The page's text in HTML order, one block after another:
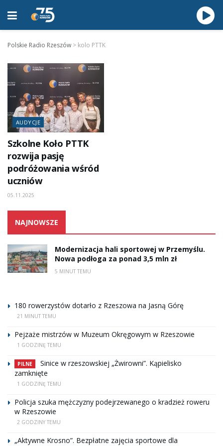
Polskie Radio Rzeszów > kolo PTTK
AUDYCJE
Szkolne Koło PTTK
rozwija pasję
podróżowania wśród
uczniów
05.11.2025
NAJNOWSZE
Modernizacja hali sportowej w Przemyślu.
Nowa podłoga za ponad 3,5 mln zł
5 MINUT TEMU
180 rowerzystów dotarło z Rzeszowa na Jasną Górę
21 MINUT TEMU
Pejzaże mistrzów w Muzeum Okręgowym w Rzeszowie
1 GODZINĘ TEMU
PILNE
Sinice w rzeszowskiej „Żwirowni”. Kąpielisko
zamknięte
1 GODZINĘ TEMU
Policja szuka mężczyzny podejrzewanego o kradzież roweru
w Rzeszowie
2 GODZINY TEMU
„Aktywne Krosno”. Bezpłatne zajęcia sportowe dla